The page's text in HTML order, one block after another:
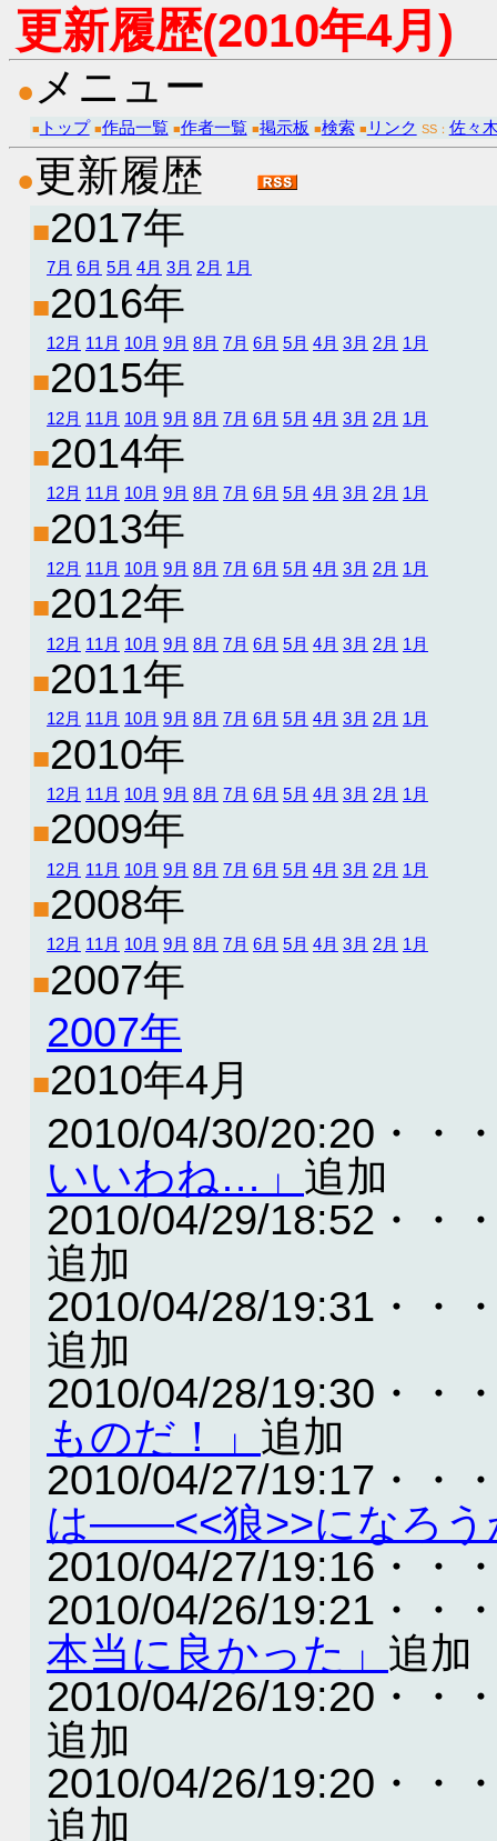
更新履歴(2010年4月)
● メニュー
■ トップ ■作品一覧 ■作者一覧 ■掲示板 ■検索 ■ リンク SS： 佐々
●更新履歴
■2017年
7月 6月 5月 4月 3月 2月 1月
■2016年
12月 11月 10月 9月 8月 7月 6月 5月 4月 3月 2月 1月
■2015年
12月 11月 10月 9月 8月 7月 6月 5月 4月 3月 2月 1月
■2014年
12月 11月 10月 9月 8月 7月 6月 5月 4月 3月 2月 1月
■2013年
12月 11月 10月 9月 8月 7月 6月 5月 4月 3月 2月 1月
■2012年
12月 11月 10月 9月 8月 7月 6月 5月 4月 3月 2月 1月
■2011年
12月 11月 10月 9月 8月 7月 6月 5月 4月 3月 2月 1月
■2010年
12月 11月 10月 9月 8月 7月 6月 5月 4月 3月 2月 1月
■2009年
12月 11月 10月 9月 8月 7月 6月 5月 4月 3月 2月 1月
■2008年
12月 11月 10月 9月 8月 7月 6月 5月 4月 3月 2月 1月
■2007年
2007年
■2010年4月
2010/04/30/20:20・・
いいわね…」 追加
2010/04/29/18:52・・
追加
2010/04/28/19:31・・
追加
2010/04/28/19:30・・
ものだ！」 追加
2010/04/27/19:17・・
は――<<狼>>になろう
2010/04/27/19:16・・
2010/04/26/19:21・・
本当に良かった」 追加
2010/04/26/19:20・・
追加
2010/04/26/19:20・・
追加